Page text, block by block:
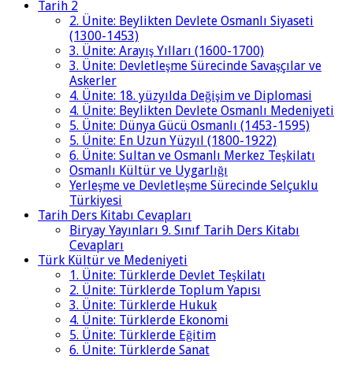
Tarih 2
2. Ünite: Beylikten Devlete Osmanlı Siyaseti
(1300-1453)
3. Ünite: Arayış Yılları (1600-1700)
3. Ünite: Devletleşme Sürecinde Savaşçılar ve
Askerler
4. Ünite: 18. yüzyılda Değişim ve Diplomasi
4. Ünite: Beylikten Devlete Osmanlı Medeniyeti
5. Ünite: Dünya Gücü Osmanlı (1453-1595)
5. Ünite: En Uzun Yüzyıl (1800-1922)
6. Ünite: Sultan ve Osmanlı Merkez Teşkilatı
Osmanlı Kültür ve Uygarlığı
Yerleşme ve Devletleşme Sürecinde Selçuklu
Türkiyesi
Tarih Ders Kitabı Cevapları
Biryay Yayınları 9. Sınıf Tarih Ders Kitabı
Cevapları
Türk Kültür ve Medeniyeti
1. Ünite: Türklerde Devlet Teşkilatı
2. Ünite: Türklerde Toplum Yapısı
3. Ünite: Türklerde Hukuk
4. Ünite: Türklerde Ekonomi
5. Ünite: Türklerde Eğitim
6. Ünite: Türklerde Sanat